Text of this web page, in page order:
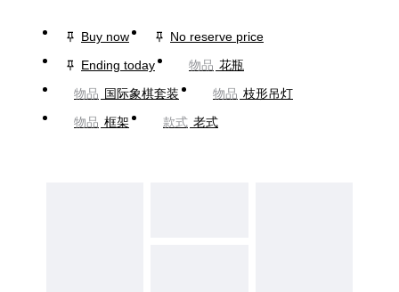
Buy now
No reserve price
Ending today
物品 花瓶
物品 国际象棋套装 物品 枝形吊灯
物品 框架 款式 老式